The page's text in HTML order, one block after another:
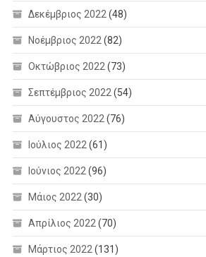
Δεκέμβριος 2022 (48)
Νοέμβριος 2022 (82)
Οκτώβριος 2022 (73)
Σεπτέμβριος 2022 (54)
Αύγουστος 2022 (76)
Ιούλιος 2022 (61)
Ιούνιος 2022 (96)
Μάιος 2022 (30)
Απρίλιος 2022 (70)
Μάρτιος 2022 (131)